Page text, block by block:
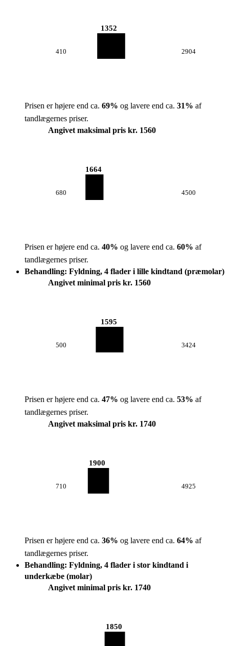
410
1352
2904
Prisen er højere end ca. 69% og lavere end ca. 31% af
tandlægernes priser.
Angivet maksimal pris kr. 1560
680
1664
4500
Prisen er højere end ca. 40% og lavere end ca. 60% af
tandlægernes priser.
Behandling: Fyldning, 4 flader i lille kindtand (præmolar)
Angivet minimal pris kr. 1560
500
1595
3424
Prisen er højere end ca. 47% og lavere end ca. 53% af
tandlægernes priser.
Angivet maksimal pris kr. 1740
710
1900
4925
Prisen er højere end ca. 36% og lavere end ca. 64% af
tandlægernes priser.
Behandling: Fyldning, 4 flader i stor kindtand i
underkæbe (molar)
Angivet minimal pris kr. 1740
1850